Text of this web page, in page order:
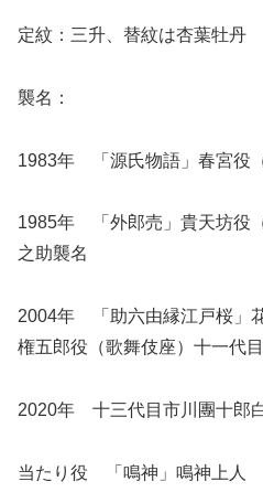
定紋：三升、替紋は杏葉牡丹
襲名：
1983年 「源氏物語」春宮役
1985年 「外郎売」貴天坊役
之助襲名
2004年 「助六由縁江戸桜」
権五郎役（歌舞伎座）十一代
2020年 十三代目市川團十郎
当たり役 「鳴神」鳴神上人